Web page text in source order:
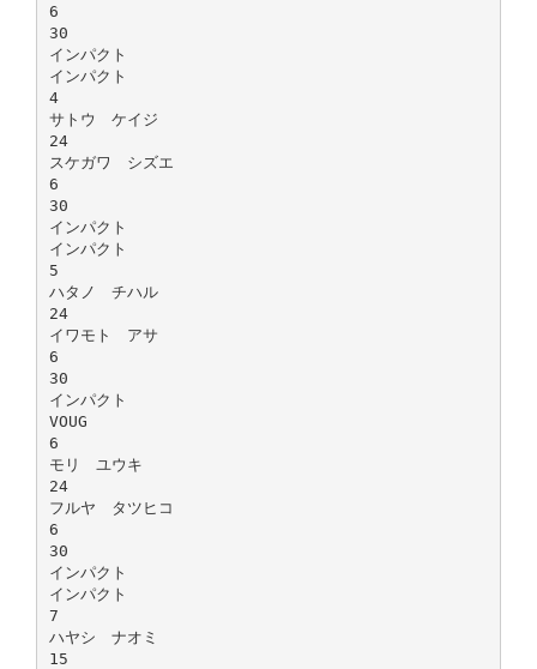
6
30
インパクト
インパクト
4
サトウ ケイジ
24
スケガワ シズエ
6
30
インパクト
インパクト
5
ハタノ チハル
24
イワモト アサ
6
30
インパクト
VOUG
6
モリ ユウキ
24
フルヤ タツヒコ
6
30
インパクト
インパクト
7
ハヤシ ナオミ
15